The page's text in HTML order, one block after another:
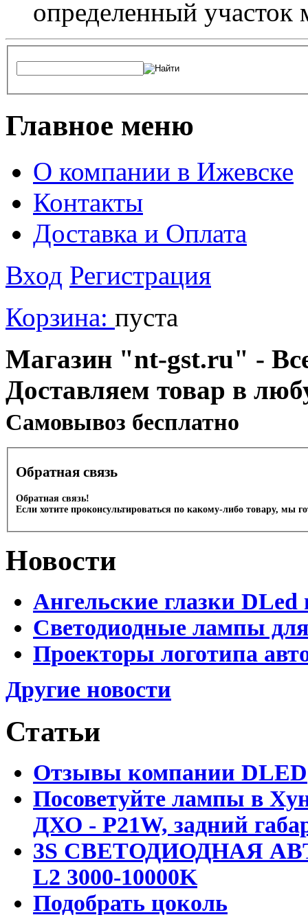
определенный участок
Главное меню
О компании в Ижевске
Контакты
Доставка и Оплата
Вход Регистрация
Корзина: пуста
Магазин "nt-gst.ru" -
Доставляем товар в
Cамовывоз бесплатно
Обратная связь
Обратная связь!
Если хотите проконсультироваться по какому-либо товару, мы
Новости
Ангельские глазки DLed
Светодиодные лампы
Проекторы логотипа
Другие новости
Статьи
Отзывы компании DLED
Посоветуйте лампы в
ДХО - P21W, задний
3S СВЕТОДИОДНАЯ
L2 3000-10000K
Подобрать цоколь